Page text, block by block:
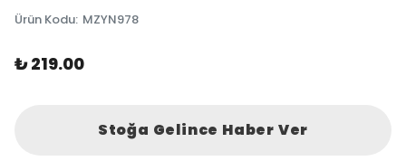
Ürün Kodu: MZYN978
₺ 219.00
Stoğa Gelince Haber Ver